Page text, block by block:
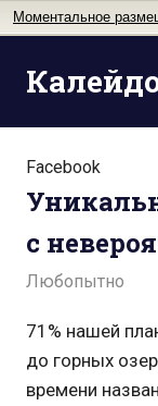
Моментальное
Facebook
с
Любопытно
71% нашей
до горных
времени